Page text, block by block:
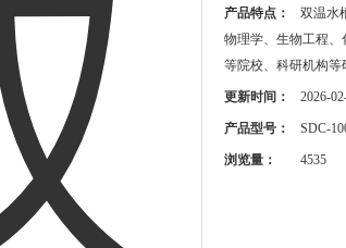
产品特点：
双温水
物理学、生物工程
等院校、科研机构等
更新时间： 2026-
产品型号： SDC-
浏览量： 4535